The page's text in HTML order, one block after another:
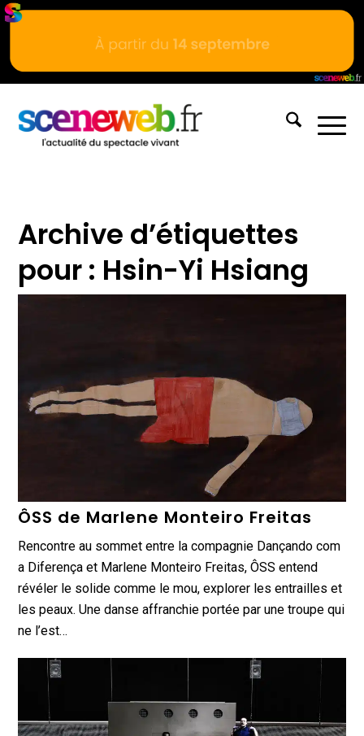
Archive d’étiquettes
pour : Hsin-Yi Hsiang
ÔSS de Marlene Monteiro Freitas
Rencontre au sommet entre la compagnie ­Dançando com
a Diferença et Marlene Monteiro Freitas, ÔSS entend
révéler le solide comme le mou, explorer les entrailles et
les peaux. Une danse affranchie portée par une troupe qui
ne l’est…